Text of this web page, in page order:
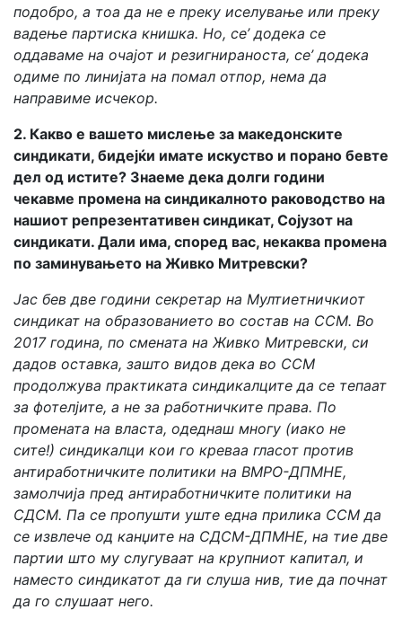
подобро, а тоа да не е преку иселување или преку
вадење партиска книшка. Но, се’ додека се
оддаваме на очајот и резигнираноста, се’ додека
одиме по линијата на помал отпор, нема да
направиме исчекор.
2. Какво е вашето мислење за македонските
синдикати, бидејќи имате искуство и порано бевте
дел од истите? Знаеме дека долги години
чекавме промена на синдикалното раководство на
нашиот репрезентативен синдикат, Сојузот на
синдикати. Дали има, според вас, некаква промена
по заминувањето на Живко Митревски?
Јас бев две години секретар на Мултиетничкиот
синдикат на образованието во состав на ССМ. Во
2017 година, по смената на Живко Митревски, си
дадов оставка, зашто видов дека во ССМ
продолжува практиката синдикалците да се тепаат
за фотелјите, а не за работничките права. По
промената на власта, одеднаш многу (иако не
сите!) синдикалци кои го креваа гласот против
антиработничките политики на ВМРО-ДПМНЕ,
замолчија пред антиработничките политики на
СДСМ. Па се пропушти уште една прилика ССМ да
се извлече од канџите на СДСМ-ДПМНЕ, на тие две
партии што му слугуваат на крупниот капитал, и
наместо синдикатот да ги слуша нив, тие да почнат
да го слушаат него.